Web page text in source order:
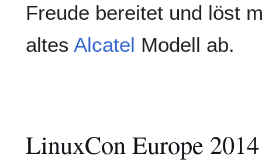
Freude bereitet und löst
altes Alcatel Modell ab.
LinuxCon Europe 2014